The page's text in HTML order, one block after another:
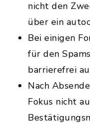
nicht den
über ein
Bei einigen
für den
barrierefrei
Nach
Fokus nicht